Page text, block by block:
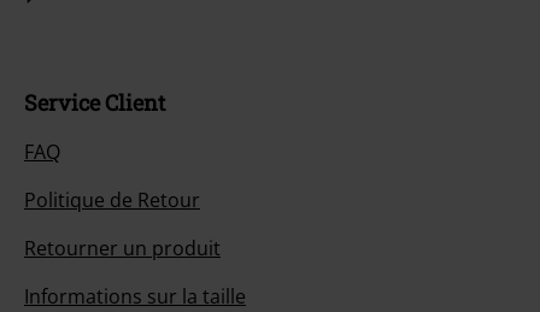
Service Client
FAQ
Politique de Retour
Retourner un produit
Informations sur la taille